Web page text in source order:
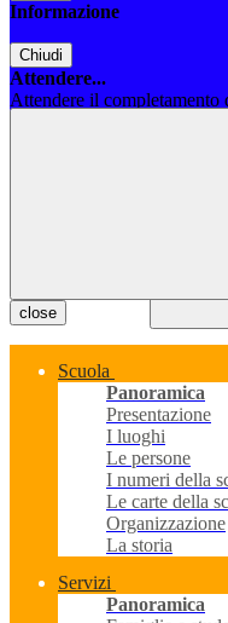
Informazione
Chiudi
Attendere...
Attendere il completamento
close
Scuola
Panoramica
Presentazione
I luoghi
Le persone
I numeri della
Le carte della
Organizzazione
La storia
Servizi
Panoramica